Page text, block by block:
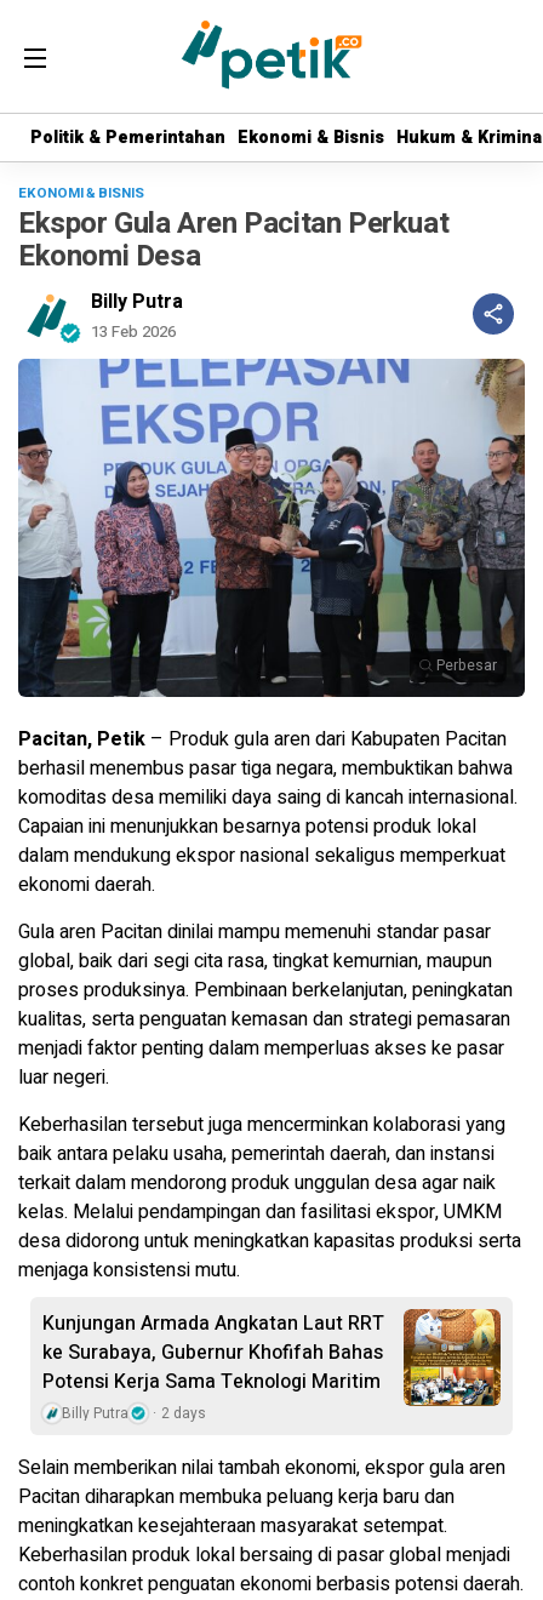
Politik & Pemerintahan Ekonomi & Bisnis Hukum &
Politik & Pemerintahan Ekonomi & Bisnis Hukum &
EKONOMI & BISNIS
Ekspor Gula Aren Pacitan Perkuat
Ekonomi Desa
Billy Putra
13 Feb 2026
Perbesar
Pacitan, Petik – Produk gula aren dari Kabupaten Pacitan
berhasil menembus pasar tiga negara, membuktikan bahwa
komoditas desa memiliki daya saing di kancah internasional.
Capaian ini menunjukkan besarnya potensi produk lokal
dalam mendukung ekspor nasional sekaligus memperkuat
ekonomi daerah.
Gula aren Pacitan dinilai mampu memenuhi standar pasar
global, baik dari segi cita rasa, tingkat kemurnian, maupun
proses produksinya. Pembinaan berkelanjutan, peningkatan
kualitas, serta penguatan kemasan dan strategi pemasaran
menjadi faktor penting dalam memperluas akses ke pasar
luar negeri.
Keberhasilan tersebut juga mencerminkan kolaborasi yang
baik antara pelaku usaha, pemerintah daerah, dan instansi
terkait dalam mendorong produk unggulan desa agar naik
kelas. Melalui pendampingan dan fasilitasi ekspor, UMKM
desa didorong untuk meningkatkan kapasitas produksi serta
menjaga konsistensi mutu.
Kunjungan Armada Angkatan Laut RRT
ke Surabaya, Gubernur Khofifah Bahas
Potensi Kerja Sama Teknologi Maritim
Billy Putra 2 days
Selain memberikan nilai tambah ekonomi, ekspor gula aren
Pacitan diharapkan membuka peluang kerja baru dan
meningkatkan kesejahteraan masyarakat setempat.
Keberhasilan produk lokal bersaing di pasar global menjadi
contoh konkret penguatan ekonomi berbasis potensi daerah.